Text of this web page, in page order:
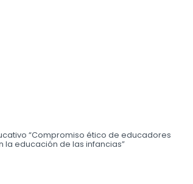
“Compromiso ético de educadores
la educación de las infancias”